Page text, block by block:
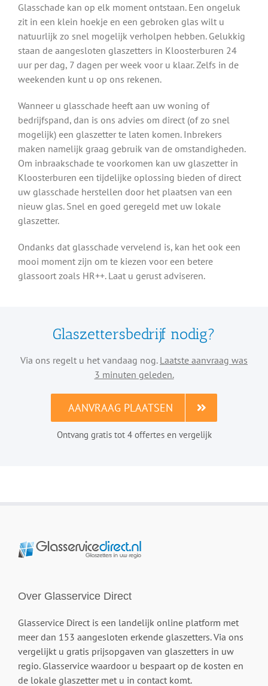
Glasschade kan op elk moment ontstaan. Een ongeluk
zit in een klein hoekje en een gebroken glas wilt u
natuurlijk zo snel mogelijk verholpen hebben. Gelukkig
staan de aangesloten glaszetters in Kloosterburen 24
uur per dag, 7 dagen per week voor u klaar. Zelfs in de
weekenden kunt u op ons rekenen.
Wanneer u glasschade heeft aan uw woning of
bedrijfspand, dan is ons advies om direct (of zo snel
mogelijk) een glaszetter te laten komen. Inbrekers
maken namelijk graag gebruik van de omstandigheden.
Om inbraakschade te voorkomen kan uw glaszetter in
Kloosterburen een tijdelijke oplossing bieden of direct
uw glasschade herstellen door het plaatsen van een
nieuw glas. Snel en goed geregeld met uw lokale
glaszetter.
Ondanks dat glasschade vervelend is, kan het ook een
mooi moment zijn om te kiezen voor een betere
glassoort zoals HR++. Laat u gerust adviseren.
Glaszettersbedrijf nodig?
Via ons regelt u het vandaag nog. Laatste aanvraag was
3 minuten geleden.
AANVRAAG PLAATSEN
Ontvang gratis tot 4 offertes en vergelijk
Over Glasservice Direct
Glasservice Direct is een landelijk online platform met
meer dan 153 aangesloten erkende glaszetters. Via ons
vergelijkt u gratis prijsopgaven van glaszetters in uw
regio. Glasservice waardoor u bespaart op de kosten en
de lokale glaszetter met u in contact komt.